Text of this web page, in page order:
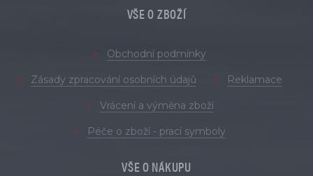
VŠE O ZBOŽÍ
Obchodní podmínky
Zásady zpracování osobních údajů Reklamace
Vrácení a výměna zboží
Péče o zboží - prací symboly
VŠE O NÁKUPU